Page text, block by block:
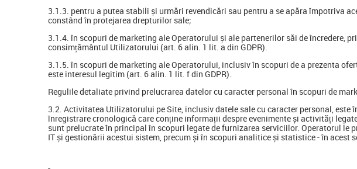
3.1.3. pentru a putea stabili și urmări revendicări sau pentru a se apăra împotriva
constând în protejarea drepturilor sale;
3.1.4. în scopuri de marketing ale Operatorului și ale partenerilor săi de încredere,
consimțământul Utilizatorului (art. 6 alin. 1 lit. a din GDPR).
3.1.5. în scopuri de marketing ale Operatorului, inclusiv în scopuri de a prezenta
este interesul legitim (art. 6 alin. 1 lit. f din GDPR).
Regulile detaliate privind prelucrarea datelor cu caracter personal în scopuri de
3.2. Activitatea Utilizatorului pe Site, inclusiv datele sale cu caracter personal,
înregistrare cronologică care conține informații despre evenimente și activități
sunt prelucrate în principal în scopuri legate de furnizarea serviciilor. Operatorul
IT și gestionării acestui sistem, precum și în scopuri analitice și statistice - în acest